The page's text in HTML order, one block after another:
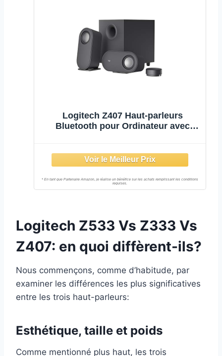
Logitech Z407 Haut-parleurs
Bluetooth pour Ordinateur avec
avec Plusieurs entrées et Haut-
parleurs USB - Noir
Logitech Z533 Vs Z333 Vs
Z407: en quoi diffèrent-ils?
Nous commençons, comme d’habitude, par
examiner les différences les plus significatives
entre les trois haut-parleurs:
Esthétique, taille et poids
Comme mentionné plus haut, les trois